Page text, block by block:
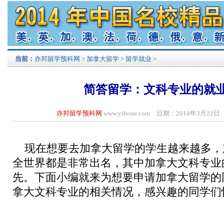
当前： 亦邦留学预科网 > 加拿大留学 > 留学就业 >
简答留学：文科专业的就
亦邦留学预科网 www.yibone.com 日期：2014年3月22
现在想要去加拿大留学的学生越来越多
全世界都是非常出名，其中加拿大文科专
先。下面小编就来为想要申请加拿大留学
拿大文科专业的相关情况，感兴趣的同学